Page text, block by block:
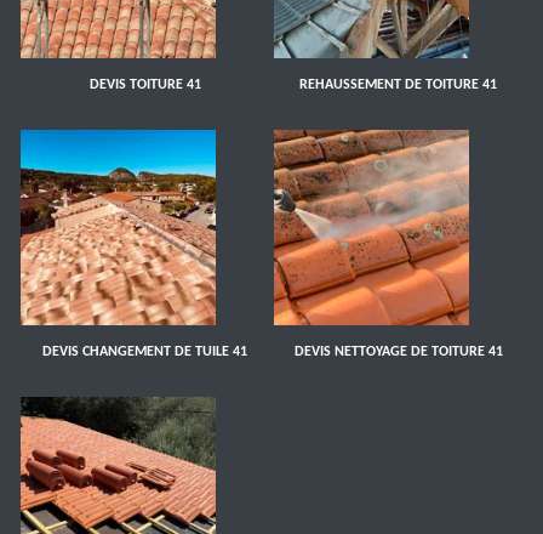
DEVIS TOITURE 41 REHAUSSEMENT DE TOITURE 41
DEVIS CHANGEMENT DE TUILE 41 DEVIS NETTOYAGE DE TOITURE 41